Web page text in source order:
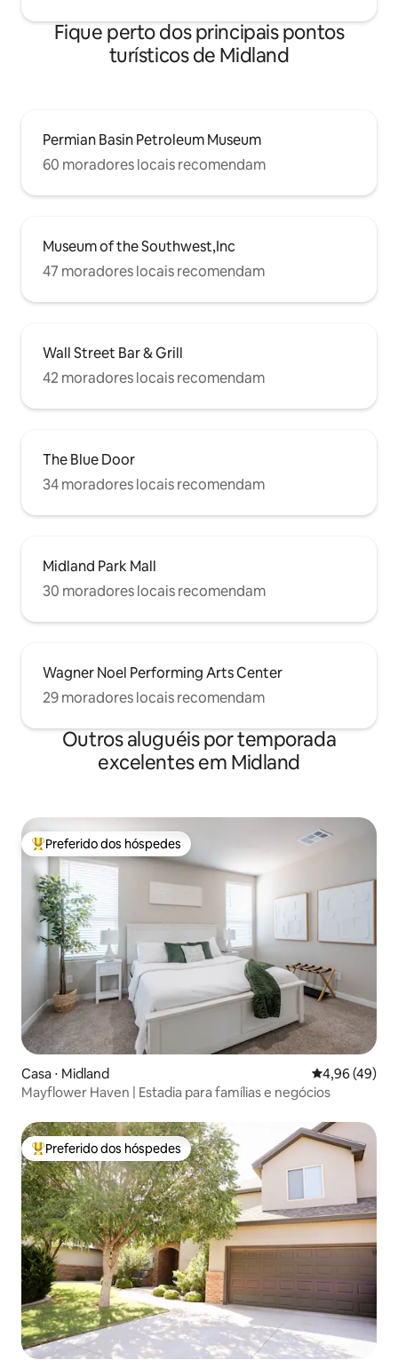
Fique perto dos principais pontos
turísticos de Midland
Permian Basin Petroleum Museum
60 moradores locais recomendam
Museum of the Southwest,Inc
47 moradores locais recomendam
Wall Street Bar & Grill
42 moradores locais recomendam
The Blue Door
34 moradores locais recomendam
Midland Park Mall
30 moradores locais recomendam
Wagner Noel Performing Arts Center
29 moradores locais recomendam
Outros aluguéis por temporada
excelentes em Midland
Entre os melhores preferidos dos hóspedes
Preferido dos hóspedes
Casa ⋅ Midland 4,96 de uma
4,96 (49)
Mayflower Haven | Estadia para famílias e negócios
Entre os melhores preferidos dos hóspedes
Preferido dos hóspedes